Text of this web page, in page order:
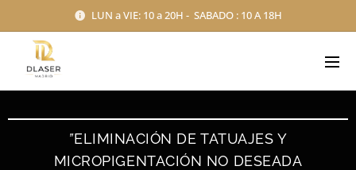
LUN a VIE: 10 a 20H - SABADO : 10 A 18H
”ELIMINACIÓN DE TATUAJES Y
MICROPIGENTACIÓN NO DESEADA